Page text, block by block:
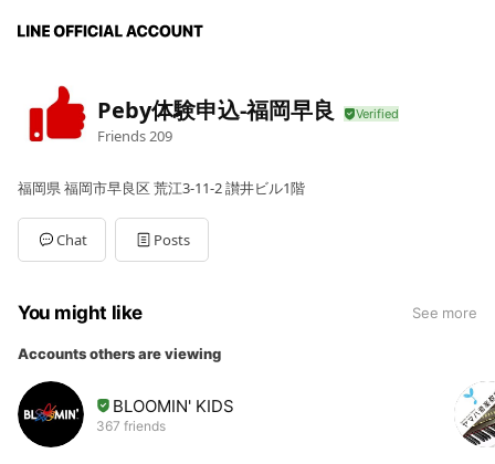
Peby体験申込-福岡早良
Friends 209
福岡県 福岡市早良区 荒江3-11-2 讃井ビル1階
Chat Posts
You might like See more
Accounts others are viewing
BLOOMIN' KIDS
367 friends